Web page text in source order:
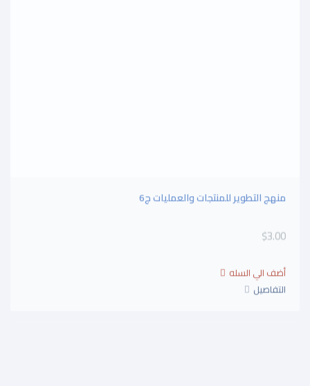
منهج التطوير للمنتجات والعمليات ج6
$3.00
التفاصيل